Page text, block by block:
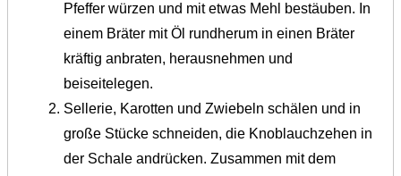
Pfeffer würzen und mit etwas Mehl bestäuben. In
einem Bräter mit Öl rundherum in einen Bräter
kräftig anbraten, herausnehmen und
beiseitelegen.
Sellerie, Karotten und Zwiebeln schälen und in
große Stücke schneiden, die Knoblauchzehen in
der Schale andrücken. Zusammen mit dem